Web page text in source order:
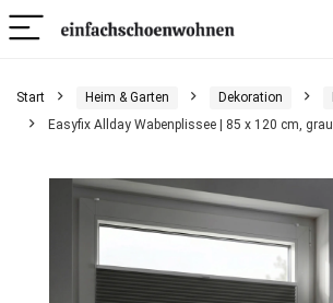
Start Heim & Garten Dekoration
Easyfix Allday Wabenplissee | 85 x 120 cm, grau